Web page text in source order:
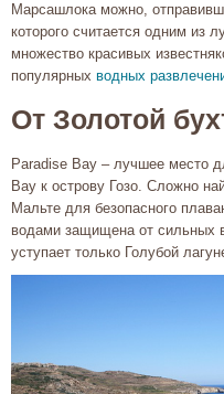
Марсашлока можно,
которого считается одним из
множество красивых
популярных водных
От Золотой
Paradise Bay – лучшее место
Bay к острову Гозо. Сложно
Мальте для безопасного
водами защищена от сильных
уступает только Голубой